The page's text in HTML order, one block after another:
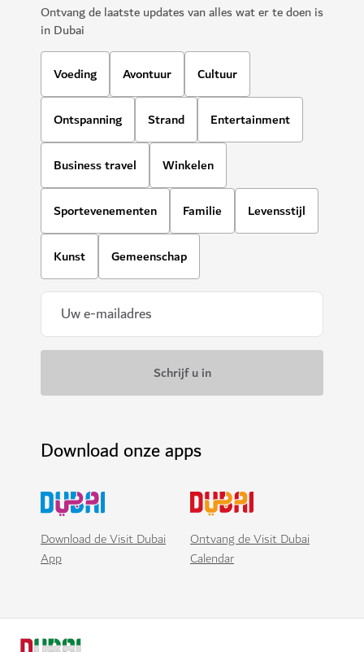
Ontvang de laatste updates van alles wat er te doen is
in Dubai
Voeding Avontuur Cultuur
Ontspanning Strand Entertainment
Business travel Winkelen
Sportevenementen Familie Levensstijl
Kunst Gemeenschap
Download onze apps
Download de Visit Dubai
App
Ontvang de Visit Dubai
Calendar